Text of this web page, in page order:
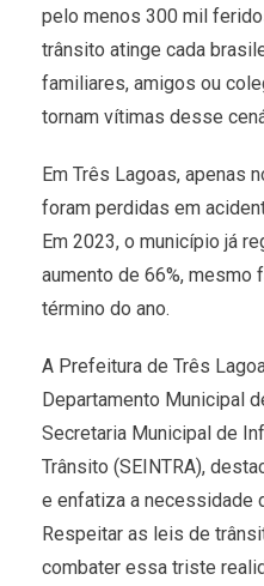
pelo menos 300 mil
trânsito atinge cada
familiares, amigos ou
tornam vítimas desse
Em Três Lagoas, apenas
foram perdidas em
Em 2023, o município já
aumento de 66%, mesmo
término do ano.
A Prefeitura de Três
Departamento Municipal
Secretaria Municipal de
Trânsito (SEINTRA),
e enfatiza a necessidade
Respeitar as leis de
combater essa triste